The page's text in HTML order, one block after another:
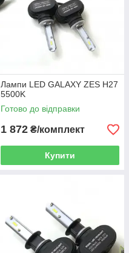
Лампи LED GALAXY ZES H27
5500K
Готово до відправки
1 872 ₴/комплект
Купити